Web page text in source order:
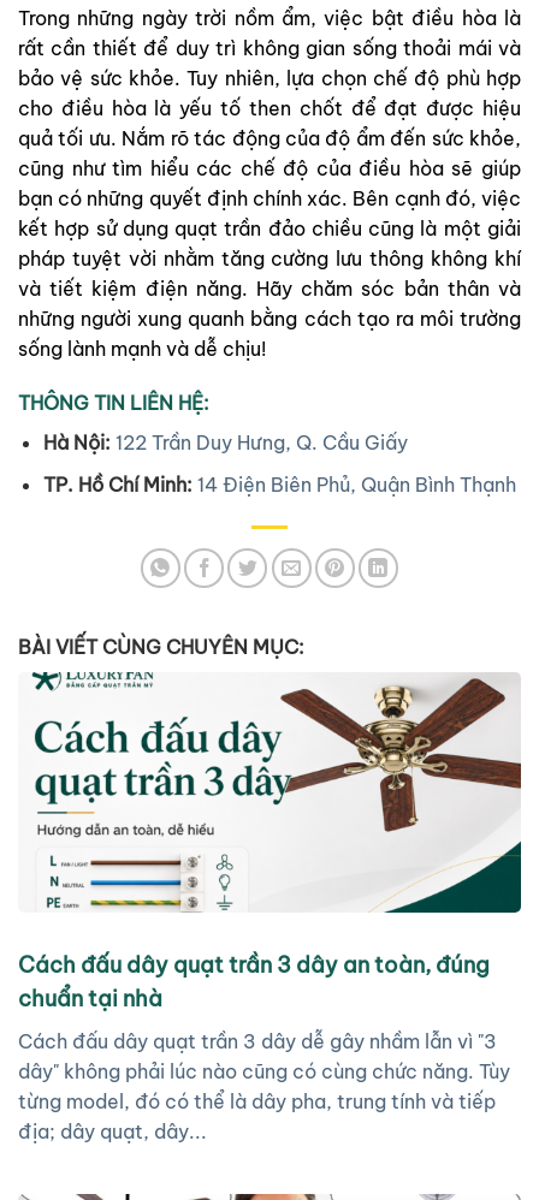
Trong những ngày trời nồm ẩm, việc bật điều hòa là
rất cần thiết để duy trì không gian sống thoải mái và
bảo vệ sức khỏe. Tuy nhiên, lựa chọn chế độ phù hợp
cho điều hòa là yếu tố then chốt để đạt được hiệu
quả tối ưu. Nắm rõ tác động của độ ẩm đến sức khỏe,
cũng như tìm hiểu các chế độ của điều hòa sẽ giúp
bạn có những quyết định chính xác. Bên cạnh đó, việc
kết hợp sử dụng quạt trần đảo chiều cũng là một giải
pháp tuyệt vời nhằm tăng cường lưu thông không khí
và tiết kiệm điện năng. Hãy chăm sóc bản thân và
những người xung quanh bằng cách tạo ra môi trường
sống lành mạnh và dễ chịu!
THÔNG TIN LIÊN HỆ:
Hà Nội: 122 Trần Duy Hưng, Q. Cầu Giấy
TP. Hồ Chí Minh: 14 Điện Biên Phủ, Quận Bình Thạnh
BÀI VIẾT CÙNG CHUYÊN MỤC:
Cách đấu dây quạt trần 3 dây an toàn, đúng
chuẩn tại nhà
Cách đấu dây quạt trần 3 dây dễ gây nhầm lẫn vì "3
dây" không phải lúc nào cũng có cùng chức năng. Tùy
từng model, đó có thể là dây pha, trung tính và tiếp
địa; dây quạt, dây...